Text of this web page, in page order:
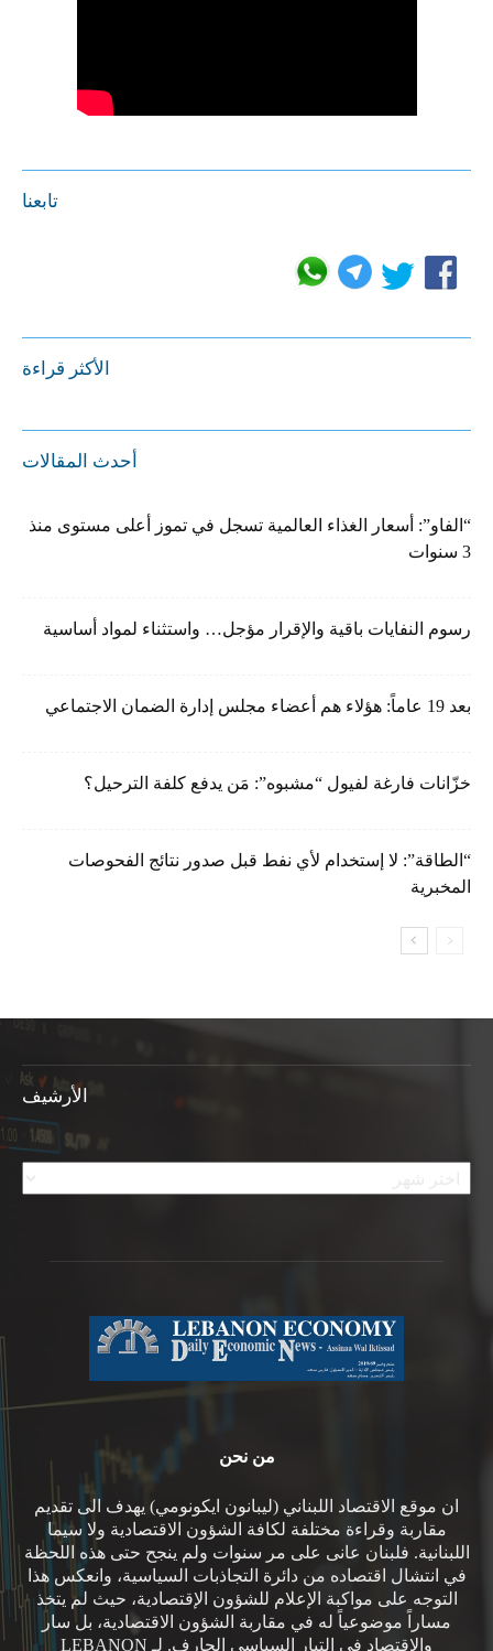
تابعنا
الأكثر قراءة
أحدث المقالات
“الفاو”: أسعار الغذاء العالمية تسجل في تموز أعلى مستوى منذ
3 سنوات
رسوم النفايات باقية والإقرار مؤجل… واستثناء لمواد أساسية
بعد 19 عاماً: هؤلاء هم أعضاء مجلس إدارة الضمان الاجتماعي
خزّانات فارغة لفيول “مشبوه”: مَن يدفع كلفة الترحيل؟
“الطاقة”: لا إستخدام لأي نفط قبل صدور نتائج الفحوصات
المخبرية
الأرشيف
الأرشيف
من نحن
ان موقع الاقتصاد اللبناني (ليبانون ايكونومي) يهدف الى تقديم
مقاربة وقراءة مختلفة لكافة الشؤون الاقتصادية ولا سيما
اللبنانية. فلبنان عانى على مر سنوات ولم ينجح حتى هذه اللحظة
في انتشال اقتصاده من دائرة التجاذبات السياسية، وانعكس هذا
التوجه على مواكبة الإعلام للشؤون الإقتصادية، حيث لم يتخذ
مساراً موضوعياً له في مقاربة الشؤون الاقتصادية، بل سار
والاقتصاد في التيار السياسي الجارف. لـ LEBANON